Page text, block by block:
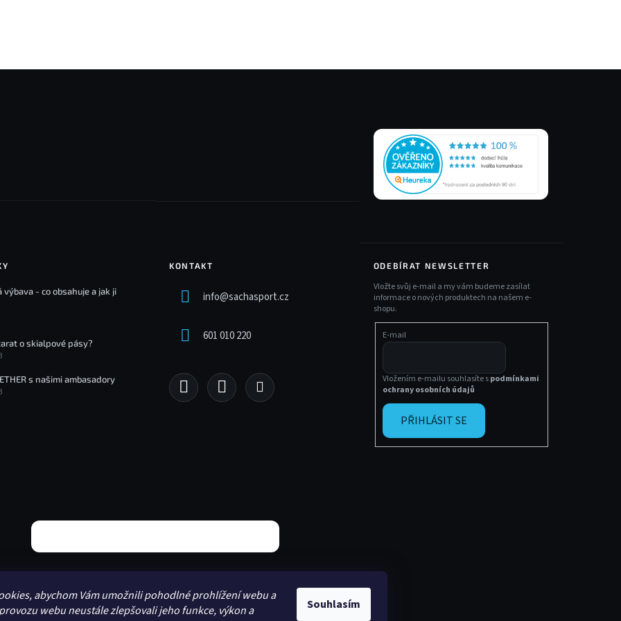
abychom Vám umožnili pohodlné prohlížení webu a
webu neustále zlepšovali jeho funkce, výkon a
Souhlasím
výbava - co obsahuje a jak ji
o skialpové pásy?
s našimi ambasadory
KONTAKT
info@sachasport.cz
601 010 220
ODEBÍRAT NEWSLETTER
Vložte svůj e-mail a my vám budeme zasílat
informace o nových produktech na našem e-
shopu.
E-mail
Vložením e-mailu souhlasíte spodmínkami
ochrany osobních údajů
PŘIHLÁSIT SE